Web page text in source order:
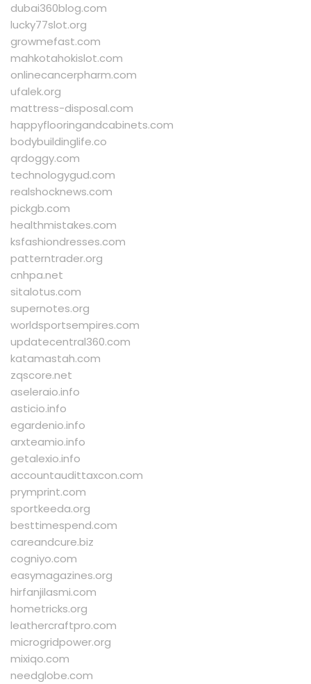
dubai360blog.com
lucky77slot.org
growmefast.com
mahkotahokislot.com
onlinecancerpharm.com
ufalek.org
mattress-disposal.com
happyflooringandcabinets.com
bodybuildinglife.co
qrdoggy.com
technologygud.com
realshocknews.com
pickgb.com
healthmistakes.com
ksfashiondresses.com
patterntrader.org
cnhpa.net
sitalotus.com
supernotes.org
worldsportsempires.com
updatecentral360.com
katamastah.com
zqscore.net
aseleraio.info
asticio.info
egardenio.info
arxteamio.info
getalexio.info
accountaudittaxcon.com
prymprint.com
sportkeeda.org
besttimespend.com
careandcure.biz
cogniyo.com
easymagazines.org
hirfanjilasmi.com
hometricks.org
leathercraftpro.com
microgridpower.org
mixiqo.com
needglobe.com